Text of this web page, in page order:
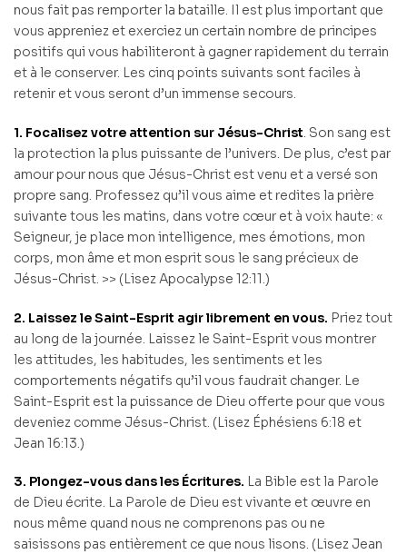
nous fait pas remporter la bataille. Il est plus important que
vous appreniez et exerciez un certain nombre de principes
positifs qui vous habiliteront à gagner rapidement du terrain
et à le conserver. Les cinq points suivants sont faciles à
retenir et vous seront d’un immense secours.
1. Focalisez votre attention sur Jésus-Christ. Son sang est
la protection la plus puissante de l’univers. De plus, c’est par
amour pour nous que Jésus-Christ est venu et a versé son
propre sang. Professez qu’il vous aime et redites la prière
suivante tous les matins, dans votre cœur et à voix haute: «
Seigneur, je place mon intelligence, mes émotions, mon
corps, mon âme et mon esprit sous le sang précieux de
Jésus-Christ. >> (Lisez Apocalypse 12:11.)
2. Laissez le Saint-Esprit agir librement en vous. Priez tout
au long de la journée. Laissez le Saint-Esprit vous montrer
les attitudes, les habitudes, les sentiments et les
comportements négatifs qu’il vous faudrait changer. Le
Saint-Esprit est la puissance de Dieu offerte pour que vous
deveniez comme Jésus-Christ. (Lisez Éphésiens 6:18 et
Jean 16:13.)
3. Plongez-vous dans les Écritures. La Bible est la Parole
de Dieu écrite. La Parole de Dieu est vivante et œuvre en
nous même quand nous ne comprenons pas ou ne
saisissons pas entièrement ce que nous lisons. (Lisez Jean